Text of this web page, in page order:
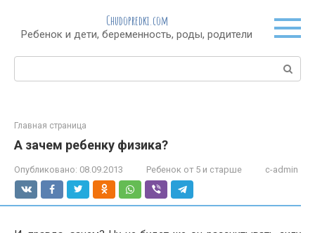
контенту
Chudopredki.com
Ребенок и дети, беременность, роды, родители
Поиск:
Главная страница
А зачем ребенку физика?
Опубликовано: 08.09.2013 Ребенок от 5 и старше c-admin